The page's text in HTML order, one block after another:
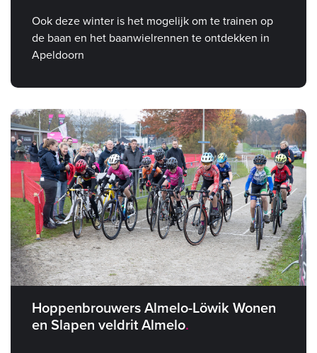
Ook deze winter is het mogelijk om te trainen op
de baan en het baanwielrennen te ontdekken in
Apeldoorn
Hoppenbrouwers Almelo-Löwik Wonen
en Slapen veldrit Almelo